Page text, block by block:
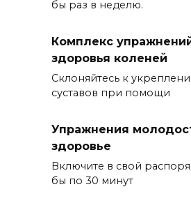
бы раз в неделю.
Комплекс
здоровья коленей
Склоняйтесь к
суставов при помощи
Упражнения
здоровье
Включите в свой
бы по 30 минут